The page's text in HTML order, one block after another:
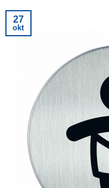
27
okt